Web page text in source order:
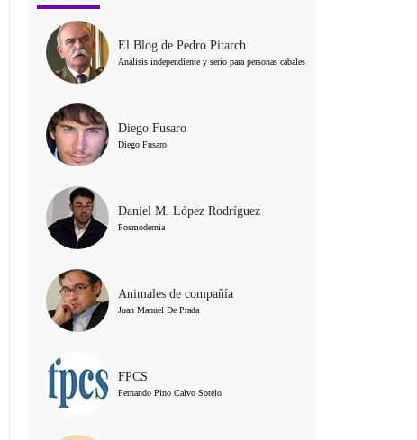
El Blog de Pedro Pitarch
Análisis independiente y serio para personas cabales
Diego Fusaro
Diego Fusaro
Daniel M. López Rodríguez
Posmodernia
Animales de compañía
Juan Manuel De Prada
FPCS
Fernando Pino Calvo Sotelo